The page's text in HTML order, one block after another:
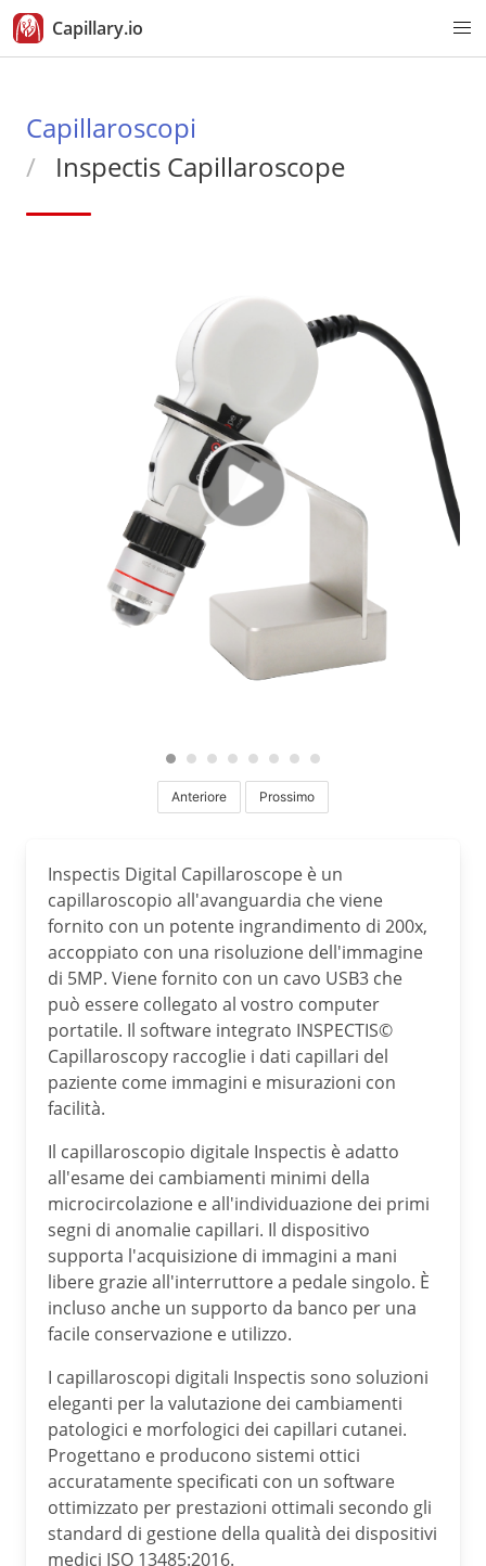
Capillary.io
Capillaroscopi
Inspectis Capillaroscope
Anteriore Prossimo
Inspectis Digital Capillaroscope è un
capillaroscopio all'avanguardia che viene
fornito con un potente ingrandimento di 200x,
accoppiato con una risoluzione dell'immagine
di 5MP. Viene fornito con un cavo USB3 che
può essere collegato al vostro computer
portatile. Il software integrato INSPECTIS©
Capillaroscopy raccoglie i dati capillari del
paziente come immagini e misurazioni con
facilità.
Il capillaroscopio digitale Inspectis è adatto
all'esame dei cambiamenti minimi della
microcircolazione e all'individuazione dei primi
segni di anomalie capillari. Il dispositivo
supporta l'acquisizione di immagini a mani
libere grazie all'interruttore a pedale singolo. È
incluso anche un supporto da banco per una
facile conservazione e utilizzo.
I capillaroscopi digitali Inspectis sono soluzioni
eleganti per la valutazione dei cambiamenti
patologici e morfologici dei capillari cutanei.
Progettano e producono sistemi ottici
accuratamente specificati con un software
ottimizzato per prestazioni ottimali secondo gli
standard di gestione della qualità dei dispositivi
medici ISO 13485:2016.